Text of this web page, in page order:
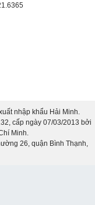
nhập khẩu Hải Minh.
cấp ngày 07/03/2013 bởi
Minh.
26, quận Bình Thạnh,